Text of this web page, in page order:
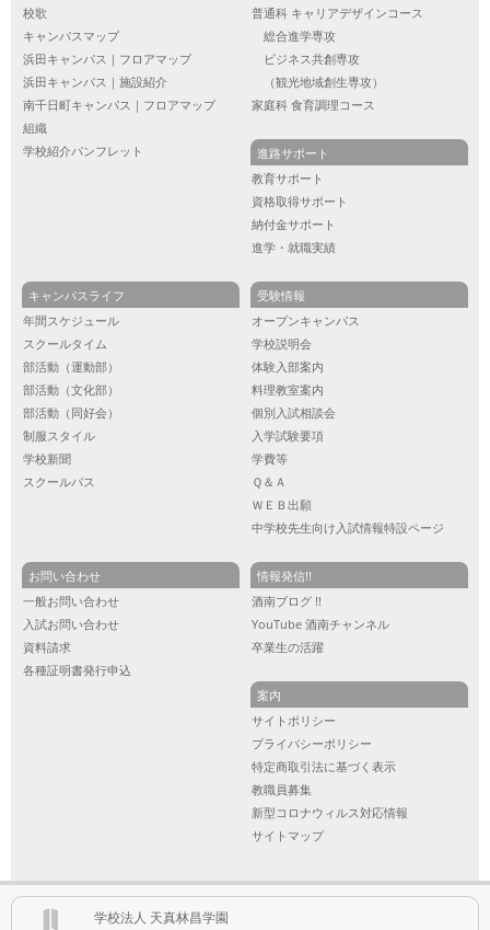
校歌
キャンパスマップ
浜田キャンパス｜フロアマップ
浜田キャンパス｜施設紹介
南千日町キャンパス｜フロアマップ
組織
学校紹介パンフレット
普通科 キャリアデザインコース
総合進学専攻
ビジネス共創専攻
（観光地域創生専攻）
家庭科 食育調理コース
進路サポート
教育サポート
資格取得サポート
納付金サポート
進学・就職実績
キャンパスライフ
年間スケジュール
スクールタイム
部活動（運動部）
部活動（文化部）
部活動（同好会）
制服スタイル
学校新聞
スクールバス
受験情報
オープンキャンパス
学校説明会
体験入部案内
料理教室案内
個別入試相談会
入学試験要項
学費等
Ｑ＆Ａ
ＷＥＢ出願
中学校先生向け入試情報特設ページ
お問い合わせ
一般お問い合わせ
入試お問い合わせ
資料請求
各種証明書発行申込
情報発信!!
酒南ブログ !!
YouTube 酒南チャンネル
卒業生の活躍
案内
サイトポリシー
プライバシーポリシー
特定商取引法に基づく表示
教職員募集
新型コロナウィルス対応情報
サイトマップ
学校法人 天真林昌学園